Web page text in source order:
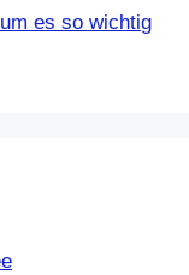
es so wichtig